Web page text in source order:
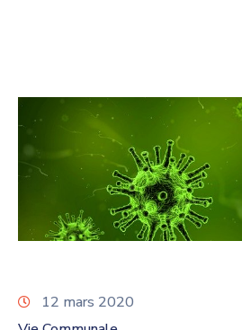
12 mars 2020